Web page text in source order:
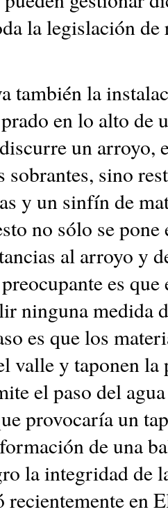
la legislación de
también la
en lo alto de
un arroyo,
sobrantes, sino
y un sinfín de
no sólo se pone
al arroyo y
es que
ninguna medida
es que los
valle y taponen la
el paso del
provocaría un
de una
la integridad de
en